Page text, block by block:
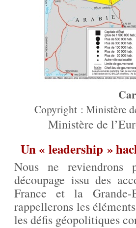
Copyright : Ministère
Ministère de
Un « leadership »
Nous ne reviendrons
découpage issu des
France et la Grande-
rappellerons les
les défis géopolitiques